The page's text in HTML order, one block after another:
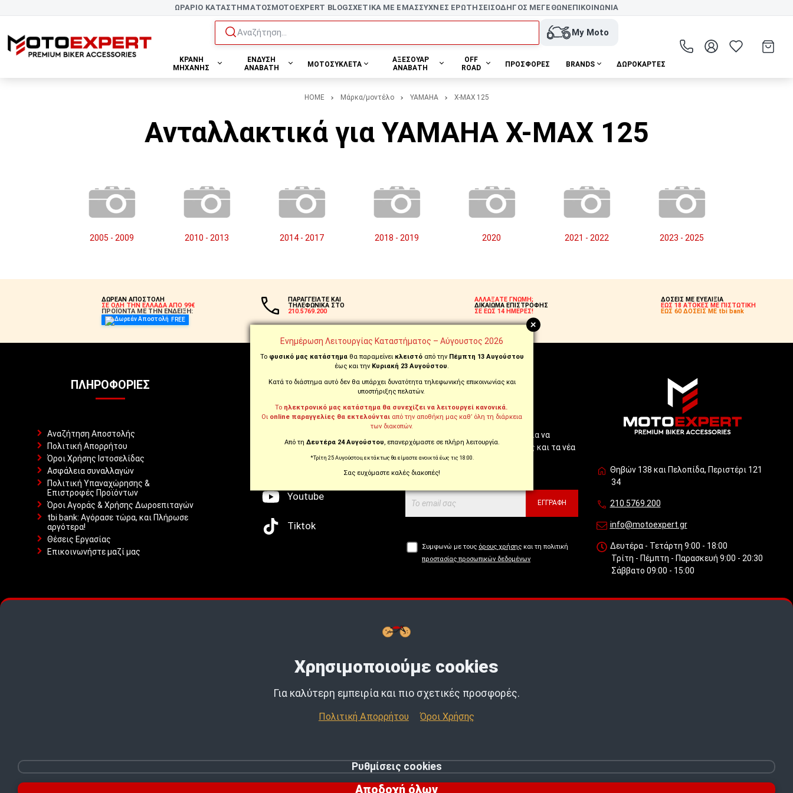
ΩΡΑΡΙΟ ΚΑΤΑΣΤΗΜΑΤΟΣMOTOEXPERT BLOGΣΧΕΤΙΚΑ ΜΕ ΕΜΑΣΣΥΧΝΕΣ ΕΡΩΤΗΣΕΙΣΟΔΗΓΟΣ ΜΕΓΕΘΩΝΕΠΙΚΟΙΝΩΝΙΑ
Αναζήτηση... My Moto
ΚΡΑΝΗ
ΜΗΧΑΝΗΣ
ΕΝΔΥΣΗ
ΑΝΑΒΑΤΗ
ΜΟΤΟΣΥΚΛΕΤΑ
ΑΞΕΣΟΥΑΡ
ΑΝΑΒΑΤΗ
OFF
ROAD
ΠΡΟΣΦΟΡΕΣ BRANDS ΔΩΡΟΚΆΡΤΕΣ
HOME Μάρκα/μοντέλο YAMAHA X-MAX 125
Ανταλλακτικά για YAMAHA X-MAX 125
2005 - 2009 2010 - 2013 2014 - 2017 2018 - 2019 2020 2021 - 2022 2023 - 2025
ΔΩΡΕΑΝ ΑΠΟΣΤΟΛΗ
ΣΕ ΟΛΗ ΤΗΝ ΕΛΛΑΔΑ ΑΠΟ 99€
ΠΡΟΪΟΝΤΑ ΜΕ ΤΗΝ ΕΝΔΕΙΞΗ:
FREE
ΠΑΡΑΓΓΕΙΛΤΕ ΚΑΙ
ΤΗΛΕΦΩΝΙΚΑ ΣΤΟ
210.5769.200
ΑΛΛΑΞΑΤΕ ΓΝΩΜΗ;
ΔΙΚΑΙΩΜΑ ΕΠΙΣΤΡΟΦΗΣ
ΣΕ ΕΩΣ 14 ΗΜΕΡΕΣ!
ΔΟΣΕΙΣ ΜΕ ΕΥΕΛΙΞΙΑ
ΕΩΣ 18 ΑΤΟΚΕΣ ΜΕ ΠΙΣΤΩΤΙΚΗ
ΕΩΣ 60 ΔΟΣΕΙΣ ΜΕ tbi bank
ΠΛΗΡΟΦΟΡΊΕΣ
Αναζήτηση Αποστολής
Πολιτική Απορρήτου
Όροι Χρήσης Ιστοσελίδας
Ασφάλεια συναλλαγών
Πολιτική Υπαναχώρησης &
Επιστροφές Προϊόντων
Όροι Αγοράς & Χρήσης Δωροεπιταγών
tbi bank: Αγόρασε τώρα, και Πλήρωσε
αργότερα!
Θέσεις Εργασίας
Επικοινωνήστε μαζί μας
WE ARE SOCIAL
Facebook
Youtube
Tiktok
NEWSLETTER!
Εγγραφείτε στο newsletter μας για να
μαθαίνετε πρώτοι τις προσφορές και τα νέα
μας προϊόντα!
ΕΓΓΡΑΦΉ
Συμφωνώ με τους όρους χρήσης και τη πολιτική
προστασίας προσωπικών δεδομένων
Θηβών 138 και Πελοπίδα, Περιστέρι 121
34
210.5769.200
info@motoexpert.gr
Δευτέρα - Τετάρτη 9:00 - 18:00
Τρίτη - Πέμπτη - Παρασκευή 9:00 - 20:30
Σάββατο 09:00 - 15:00
Buy now, Pay later με
+
Ενημέρωση Λειτουργίας Καταστήματος – Αύγουστος 2026
Το φυσικό μας κατάστημαθα παραμείνει κλειστό από τηνΠέμπτη 13 Αυγούστου
έως και την Κυριακή 23 Αυγούστου.
Κατά το διάστημα αυτό δεν θα υπάρχει δυνατότητα τηλεφωνικής επικοινωνίας και
υποστήριξης πελατών.
Το ηλεκτρονικό μας κατάστημα θα συνεχίζει να λειτουργεί κανονικά.
Οι online παραγγελίες θα εκτελούνται από την αποθήκη μας καθ’ όλη τη διάρκεια
των διακοπών.
Από τη Δευτέρα 24 Αυγούστου, επανερχόμαστε σε πλήρη λειτουργία.
*Τρίτη 25 Αυγούστου, εκτάκτως θα είμαστε ανοικτά έως τις 18:00.
Σας ευχόμαστε καλές διακοπές!
© 2026 MotoExpert | All rights reserved.
Χρησιμοποιούμε cookies
Για καλύτερη εμπειρία και πιο σχετικές προσφορές.
Πολιτική Απορρήτου Όροι Χρήσης
Ρυθμίσεις cookies
Αποδοχή όλων